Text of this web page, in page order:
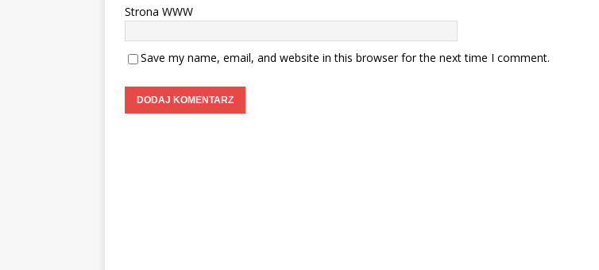
Strona WWW
Save my name, email, and website in this browser for the next time I comment.